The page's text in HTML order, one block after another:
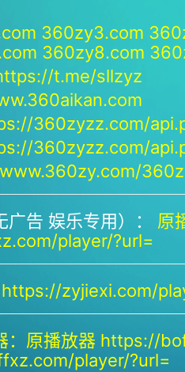
360zy3.com
360zy8.com
t.me/sllzyz
360zyzz.com/
360zyzz.com/
告 娱乐专用）： 原
player/?url=
https://zyjiexi.com/
原播放器 https://
player/?url=